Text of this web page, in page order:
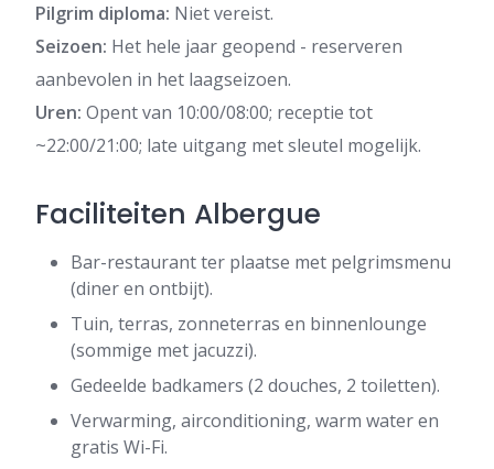
Pilgrim diploma: Niet vereist.
Seizoen: Het hele jaar geopend - reserveren
aanbevolen in het laagseizoen.
Uren: Opent van 10:00/08:00; receptie tot
~22:00/21:00; late uitgang met sleutel mogelijk.
Faciliteiten Albergue
Bar-restaurant ter plaatse met pelgrimsmenu
(diner en ontbijt).
Tuin, terras, zonneterras en binnenlounge
(sommige met jacuzzi).
Gedeelde badkamers (2 douches, 2 toiletten).
Verwarming, airconditioning, warm water en
gratis Wi-Fi.